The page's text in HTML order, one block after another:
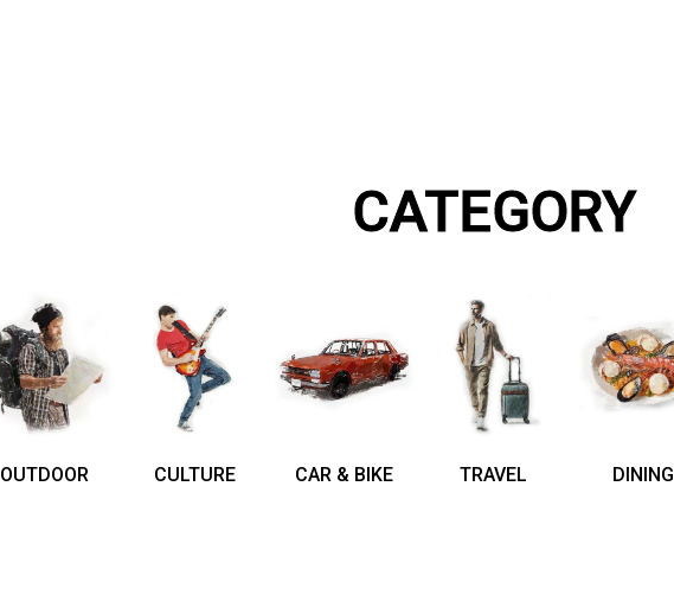
CATEGORY
OUTDOOR CULTURE CAR & BIKE TRAVEL DINING